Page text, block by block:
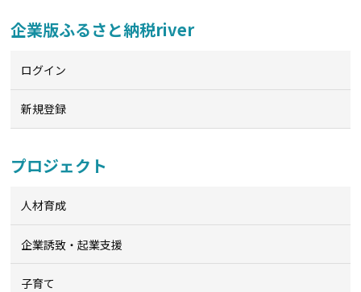
企業版ふるさと納税river
ログイン
新規登録
プロジェクト
人材育成
企業誘致・起業支援
子育て